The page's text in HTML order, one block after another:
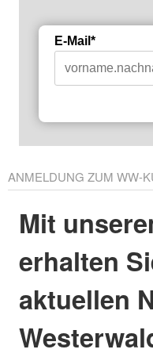
E-Mail*
ANMELDUNG ZUM WW-
Mit
erhalten
aktuellen